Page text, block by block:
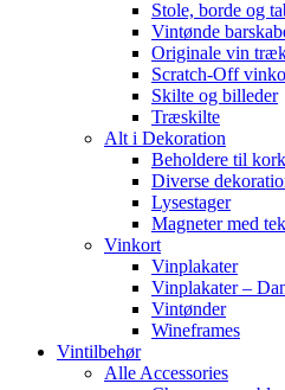
Stole, borde og
Vintønde
Originale vin
Scratch-Off
Skilte og billeder
Træskilte
Alt i Dekoration
Beholdere til
Diverse
Lysestager
Magneter med
Vinkort
Vinplakater
Vinplakater –
Vintønder
Wineframes
Vintilbehør
Alle Accessories